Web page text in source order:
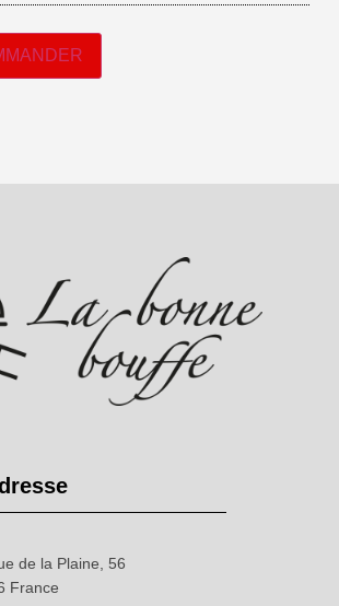
de la Plaine, 56
France